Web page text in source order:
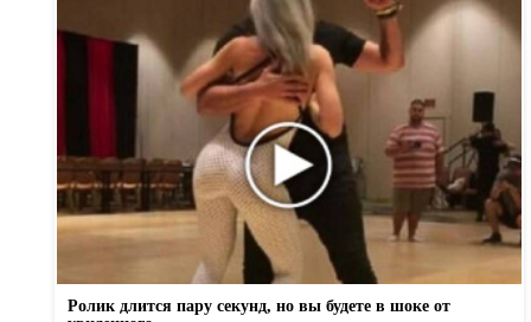
Ролик длится пару секунд, но вы будете в шоке от